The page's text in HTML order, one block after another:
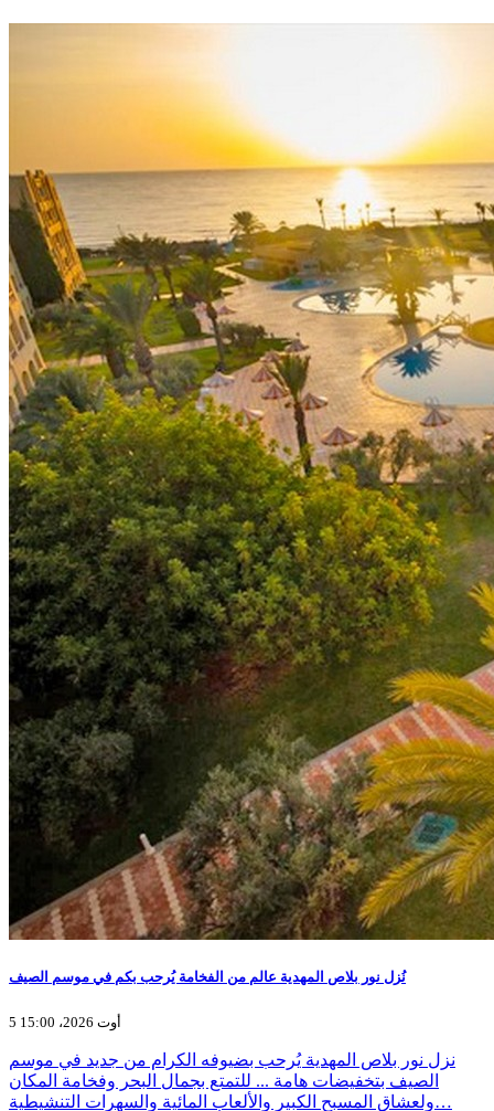
نُزل نور بلاص المهدية عالم من الفخامة يُرحب بكم في موسم الصيف
5 أوت 2026، 15:00
نزل نور بلاص المهدية يُرحب بضيوفه الكرام من جديد في موسم
الصيف بتخفيضات هامة ... للتمتع بجمال البحر وفخامة المكان
ولعشاق المسبح الكبير والألعاب المائية والسهرات التنشيطية…